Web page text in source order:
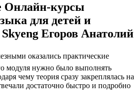
Онлайн-курсы
для детей и
Егоров Анатолий
оказались практические
модуля нужно было выполнять
чему теория сразу закреплялась на
достаточно быстро и подробно